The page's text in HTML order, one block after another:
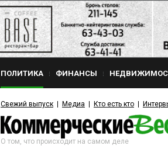
ПОЛИТИКА ФИНАНСЫ
Свежий выпуск Медиа Кто есть кто
О том, что происходит на самом деле